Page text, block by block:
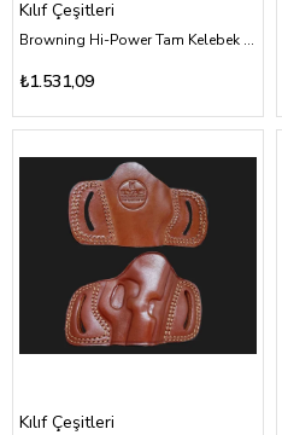
Kılıf Çeşitleri
Browning Hi-Power Tam Kelebek - Kahverengi Deri Kılıf Çeşitleri
₺1.531,09
Kılıf Çeşitleri